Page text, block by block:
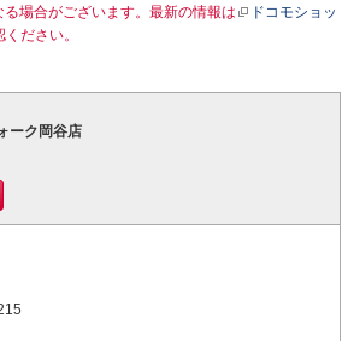
場合がございます。最新の情報は
ドコモショッ
ださい。
ーク岡谷店